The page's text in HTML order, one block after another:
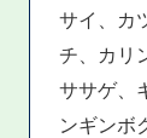
サイ、カ
チ、カリ
ササゲ、
ンギンボ